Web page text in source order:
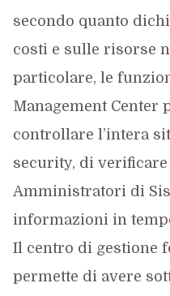
secondo quanto
costi e sulle risorse
particolare, le
Management Center
controllare l’intera
security, di verificare
Amministratori di
informazioni in
Il centro di gestione
permette di avere